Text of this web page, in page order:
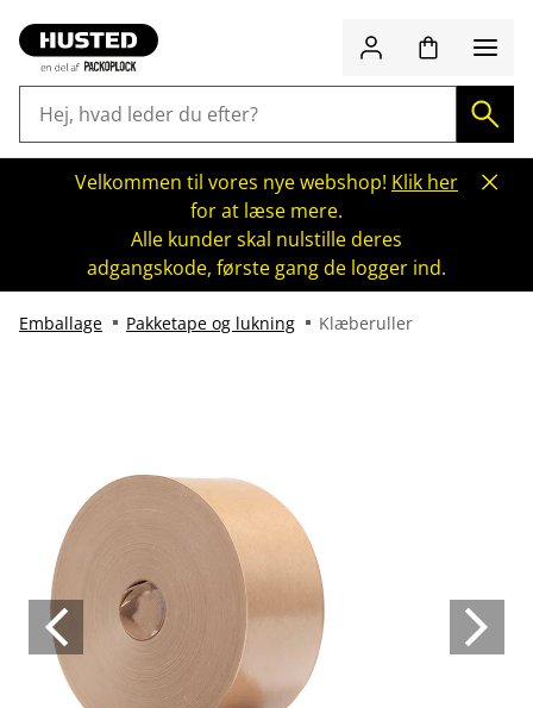
Velkommen til vores nye webshop! Klik her
for at læse mere.
Alle kunder skal nulstille deres
adgangskode, første gang de logger ind.
Emballage Pakketape og lukning Klæberuller